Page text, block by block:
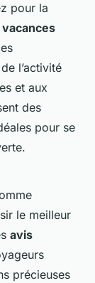
pour la
l’activité
et aux
des
pour se
le meilleur
avis
précieuses